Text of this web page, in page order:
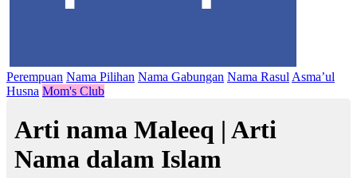
Perempuan Nama Pilihan Nama Gabungan Nama Rasul Asma’ul
Husna Mom's Club
Arti nama Maleeq | Arti
Nama dalam Islam